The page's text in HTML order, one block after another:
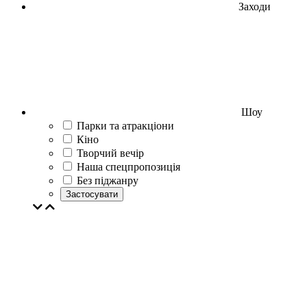
Заходи
Шоу
Парки та атракціони
Кіно
Творчий вечір
Наша спецпропозиція
Без піджанру
Застосувати